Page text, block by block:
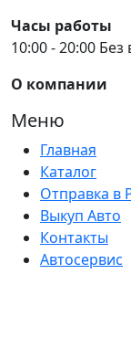
Часы работы
10:00 - 20:00
О компании
Меню
Главная
Каталог
Отправка в
Выкуп Авто
Контакты
Автосервис